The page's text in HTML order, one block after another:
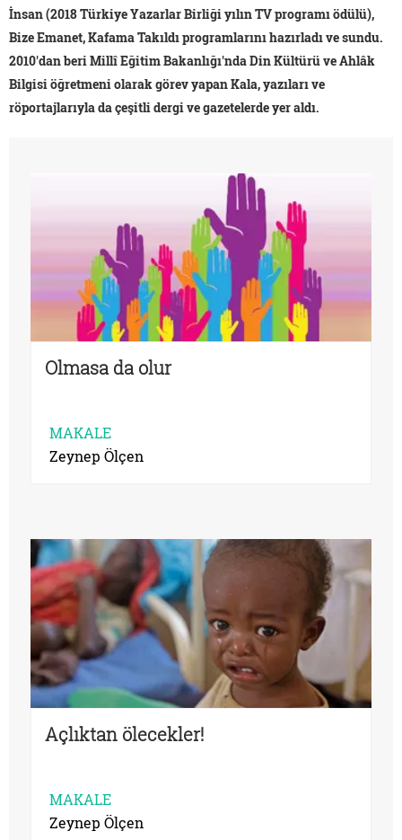
İnsan (2018 Türkiye Yazarlar Birliği yılın TV programı ödülü),
Bize Emanet, Kafama Takıldı programlarını hazırladı ve sundu.
2010'dan beri Millî Eğitim Bakanlığı'nda Din Kültürü ve Ahlâk
Bilgisi öğretmeni olarak görev yapan Kala, yazıları ve
röportajlarıyla da çeşitli dergi ve gazetelerde yer aldı.
Olmasa da olur
MAKALE
Zeynep Ölçen
Açlıktan ölecekler!
MAKALE
Zeynep Ölçen